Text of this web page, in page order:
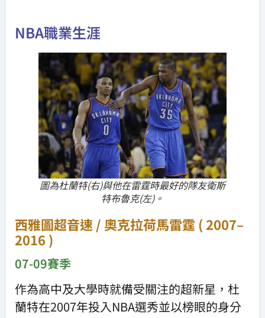
NBA職業生涯
圖為杜蘭特(右)與他在雷霆時最好的隊友衛斯
特布魯克(左)。
西雅圖超音速 / 奧克拉荷馬雷霆 ( 2007–
2016 )
07-09賽季
作為高中及大學時就備受關注的超新星，杜
蘭特在2007年投入NBA選秀並以榜眼的身分